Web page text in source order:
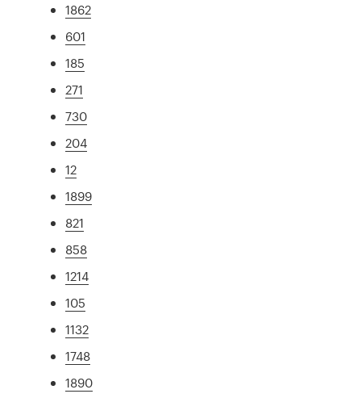
1862
601
185
271
730
204
12
1899
821
858
1214
105
1132
1748
1890